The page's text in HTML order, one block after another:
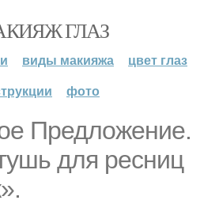
ГЛАЗ
виды макияжа
цвет глаз
фото
Предложение.
для ресниц